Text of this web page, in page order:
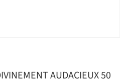
AUDACIEUX 50